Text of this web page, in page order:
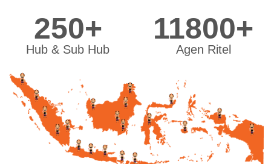
250+
Hub & Sub Hub
11800+
Agen Ritel